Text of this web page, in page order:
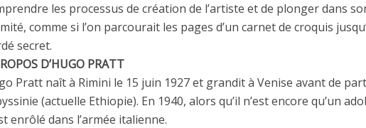
les processus de création de l’artiste et de plonger dans
comme si l’on parcourait les pages d’un carnet de croquis
secret.
D’HUGO PRATT
Pratt naît à Rimini le 15 juin 1927 et grandit à Venise avant de
(actuelle Ethiopie). En 1940, alors qu’il n’est encore qu’un
enrôlé dans l’armée italienne.